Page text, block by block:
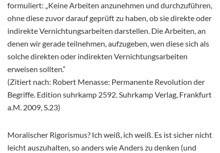
formuliert: „Keine Arbeiten anzunehmen und durchzuführen,
ohne diese zuvor darauf geprüft zu haben, ob sie direkte oder
indirekte Vernichtungsarbeiten darstellen. Die Arbeiten, an
denen wir gerade teilnehmen, aufzugeben, wen diese sich als
solche direkten oder indirekten Vernichtungsarbeiten
erweisen sollten.“
(Zitiert nach: Robert Menasse: Permanente Revolution der
Begriffe. Edition suhrkamp 2592. Suhrkamp Verlag, Frankfurt
a.M. 2009, S.23)
Moralischer Rigorismus? Ich weiß, ich weiß. Es ist sicher nicht
leicht auszuhalten, so anders wie Anders zu denken (und